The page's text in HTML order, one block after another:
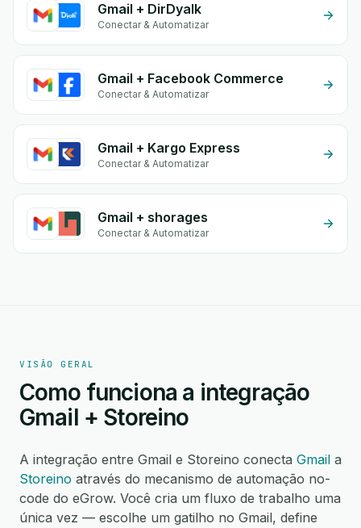
Gmail + DirDyalk
Conectar & Automatizar
Gmail + Facebook Commerce
Conectar & Automatizar
Gmail + Kargo Express
Conectar & Automatizar
Gmail + shorages
Conectar & Automatizar
VISÃO GERAL
Como funciona a integração
Gmail + Storeino
A integração entre Gmail e Storeino conecta Gmail a
Storeino através do mecanismo de automação no-
code do eGrow. Você cria um fluxo de trabalho uma
única vez — escolhe um gatilho no Gmail, define